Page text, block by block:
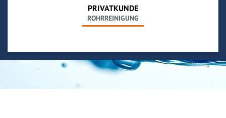
PRIVATKUNDE
ROHRREINIGUNG